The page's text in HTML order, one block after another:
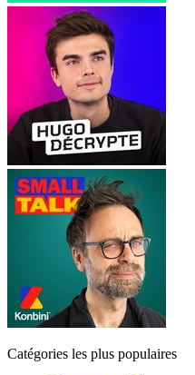
Catégories les plus populaires